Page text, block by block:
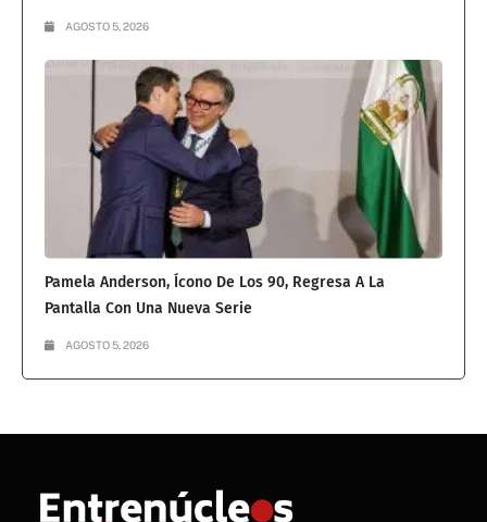
AGOSTO 5, 2026
Pamela Anderson, Ícono De Los 90, Regresa A La
Pantalla Con Una Nueva Serie
AGOSTO 5, 2026